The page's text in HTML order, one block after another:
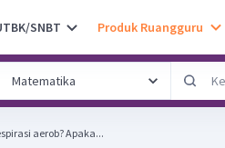
SNBT Produk Ruangguru
aerob? Apaka...